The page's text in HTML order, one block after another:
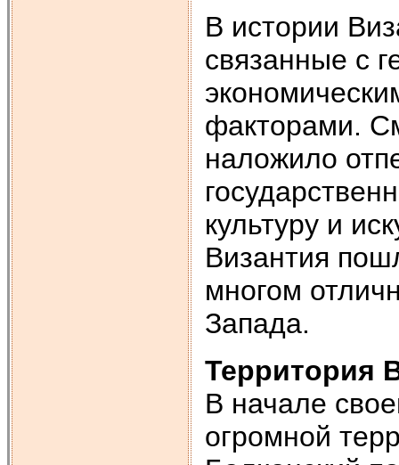
В истории
связанные с
факторами.
наложило
культуру и
Византия
многом
Запада.
Территория
В начале
огромной